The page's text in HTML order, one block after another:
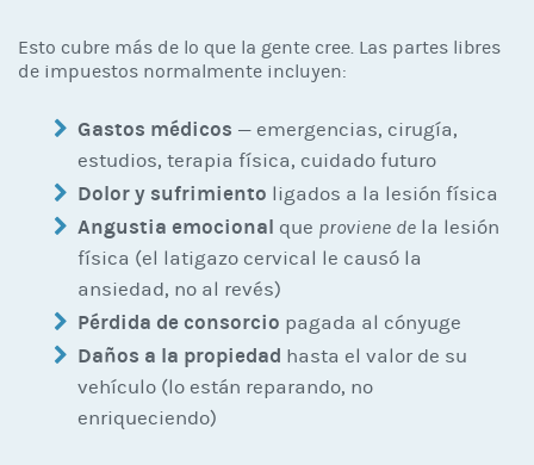
Esto cubre más de lo que la gente cree. Las partes libres
de impuestos normalmente incluyen:
Gastos médicos — emergencias, cirugía,
estudios, terapia física, cuidado futuro
Dolor y sufrimiento ligados a la lesión física
Angustia emocional que proviene de la lesión
física (el latigazo cervical le causó la
ansiedad, no al revés)
Pérdida de consorcio pagada al cónyuge
Daños a la propiedad hasta el valor de su
vehículo (lo están reparando, no
enriqueciendo)